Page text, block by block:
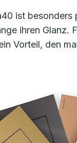
ist
ihren Glanz.
Vorteil, den